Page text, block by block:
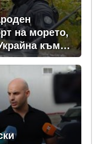
на морето,
към